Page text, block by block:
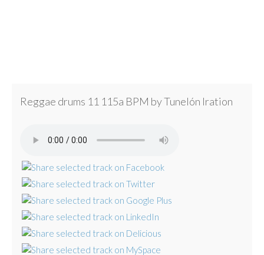
Reggae drums 11 115a BPM by Tunelón Iration